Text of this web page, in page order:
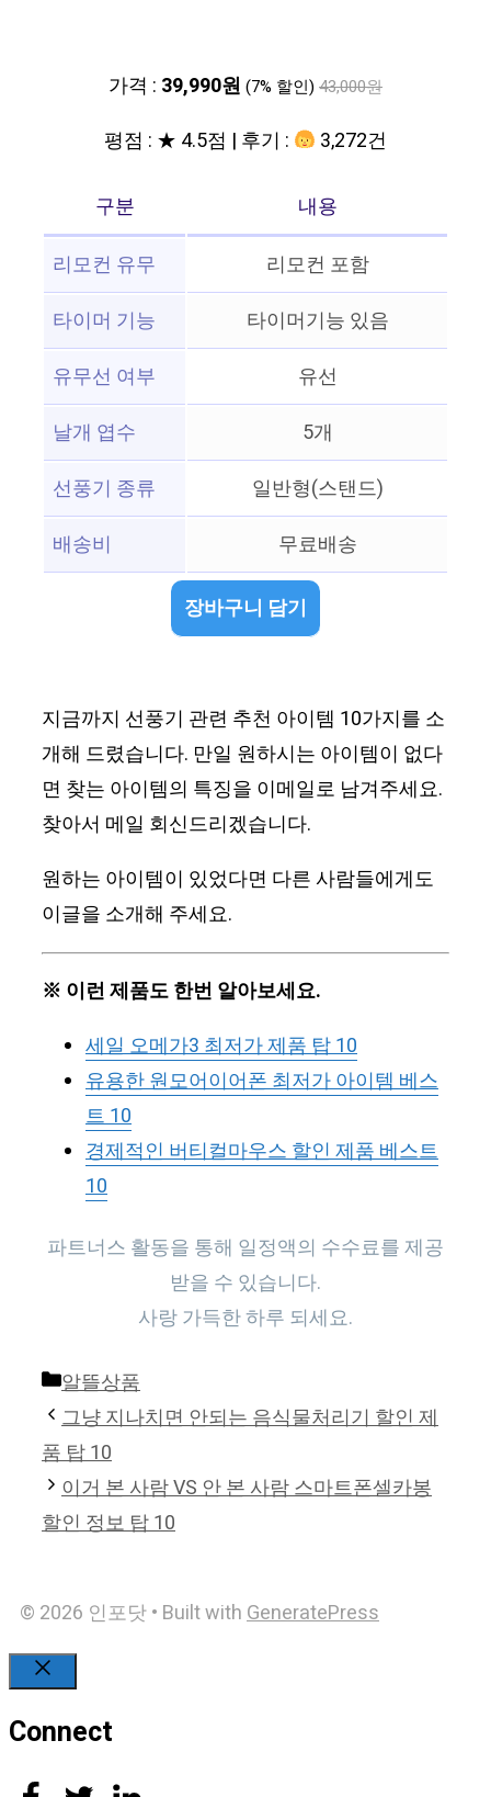
가격 : 39,990원 (7% 할인) 43,000원
평점 : ★ 4.5점 | 후기 : 3,272건
구분
내용
리모컨 유무
리모컨 포함
타이머 기능
타이머기능 있음
유무선 여부
유선
날개 엽수
5개
선풍기 종류
일반형(스탠드)
배송비
무료배송
장바구니 담기
지금까지 선풍기 관련 추천 아이템 10가지를 소
개해 드렸습니다. 만일 원하시는 아이템이 없다
면 찾는 아이템의 특징을 이메일로 남겨주세요.
찾아서 메일 회신드리겠습니다.
원하는 아이템이 있었다면 다른 사람들에게도
이글을 소개해 주세요.
※ 이런 제품도 한번 알아보세요.
세일 오메가3 최저가 제품 탑 10
유용한 원모어이어폰 최저가 아이템 베스
트 10
경제적인 버티컬마우스 할인 제품 베스트
10
파트너스 활동을 통해 일정액의 수수료를 제공
받을 수 있습니다.
사랑 가득한 하루 되세요.
Categories
알뜰상품
그냥 지나치면 안되는 음식물처리기 할인 제
품 탑 10
이거 본 사람 VS 안 본 사람 스마트폰셀카봉
할인 정보 탑 10
© 2026 인포닷• Built withGeneratePress
Connect